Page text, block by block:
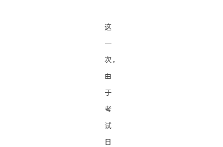
这
一
次，
由
于
考
试
日